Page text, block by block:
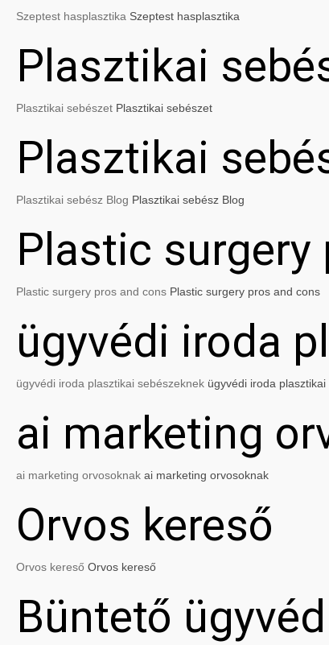
Szeptest hasplasztika Szeptest hasplasztika
Plasztikai
Plasztikai sebészet Plasztikai sebészet
Plasztikai
Plasztikai sebész Blog Plasztikai sebész Blog
Plastic surgery
Plastic surgery pros and cons Plastic surgery pros and cons
ügyvédi iroda
ügyvédi iroda plasztikai sebészeknek ügyvédi iroda
ai marketing
ai marketing orvosoknak ai marketing orvosoknak
Orvos kereső
Orvos kereső Orvos kereső
Büntető